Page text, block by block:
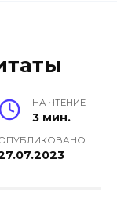
НА ЧТЕНИЕ
3 мин.